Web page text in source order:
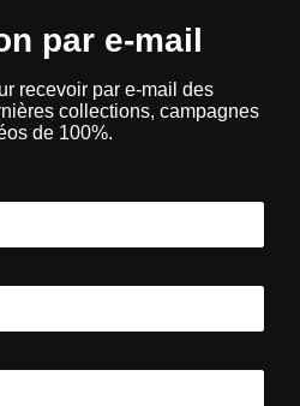
par e-mail
recevoir par e-mail des
collections, campagnes
de 100%.